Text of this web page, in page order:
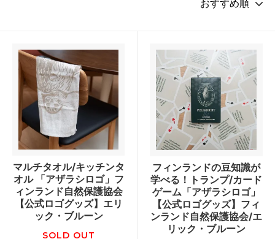
マルチタオル/キッチンタ
オル 「アザラシロゴ」フ
ィンランド自然保護協会
【公式ロゴグッズ】エリ
ック・ブルーン
SOLD OUT
フィンランドの豆知識が
学べる！トランプ/カード
ゲーム「アザラシロゴ」
【公式ロゴグッズ】フィ
ンランド自然保護協会/エ
リック・ブルーン